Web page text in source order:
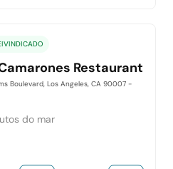
Restaurant
Boulevard, Los Angeles, CA 90007 -
do mar